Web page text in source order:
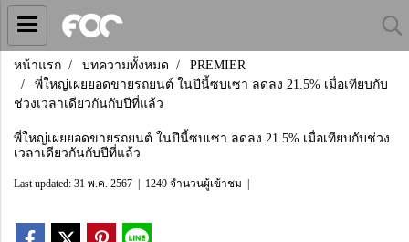
หน้าแรก บทความทั้งหมด
PREMIER
พี่ใหญ่เผยยอดขายรถยนต์ ในปีนี้ซบเซา ลดลง 21.5% เมื่อเทียบกับ
ช่วงเวลาเดียวกันกับปีที่แล้ว
พี่ใหญ่เผยยอดขายรถยนต์ ในปีนี้ซบเซา ลดลง 21.5% เมื่อเทียบกับช่วง
เวลาเดียวกันกับปีที่แล้ว
Last updated: 31 พ.ค. 2567 1249 จำนวนผู้เข้าชม